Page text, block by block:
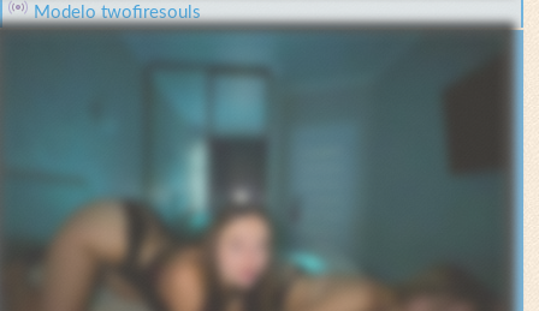
Modelo twofiresouls